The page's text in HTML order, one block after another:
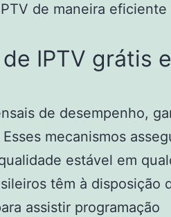
de maneira
IPTV grátis e
de desempenho,
mecanismos
estável em
têm à disposição
assistir programação